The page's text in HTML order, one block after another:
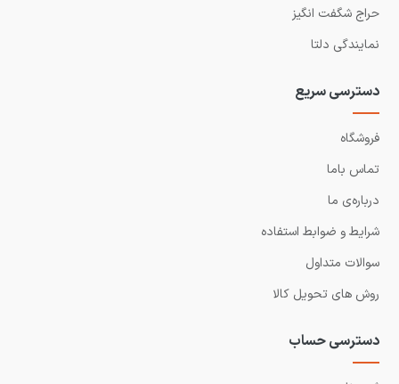
حراج شگفت انگیز
نمایندگی دلتا
دسترسی سریع
فروشگاه
تماس باما
درباره‌ی ما
شرایط و ضوابط استفاده
سوالات متداول
روش های تحویل کالا
دسترسی حساب